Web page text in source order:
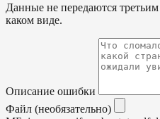
Данные не передаются
каком виде.
Описание ошибки
Файл (необязательно)